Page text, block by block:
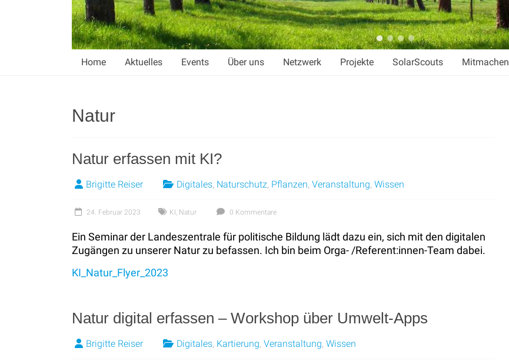
Home Aktuelles Events Über uns Netzwerk Projekte SolarScouts Mitmachen
Natur
Natur erfassen mit KI?
Brigitte Reiser Digitales, Naturschutz, Pflanzen, Veranstaltung, Wissen
24. Februar 2023 KI, Natur 0 Kommentare
Ein Seminar der Landeszentrale für politische Bildung lädt dazu ein, sich mit den digitalen
Zugängen zu unserer Natur zu befassen. Ich bin beim Orga- /Referent:innen-Team dabei.
KI_Natur_Flyer_2023
Natur digital erfassen – Workshop über Umwelt-Apps
Brigitte Reiser Digitales, Kartierung, Veranstaltung, Wissen